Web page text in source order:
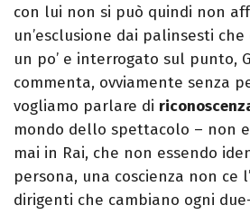
con lui non si può quindi non
un’esclusione dai palinsesti
un po’ e interrogato sul punto,
commenta, ovviamente senza
vogliamo parlare di
mondo dello spettacolo – non
mai in Rai, che non essendo
persona, una coscienza non ce
dirigenti che cambiano ogni